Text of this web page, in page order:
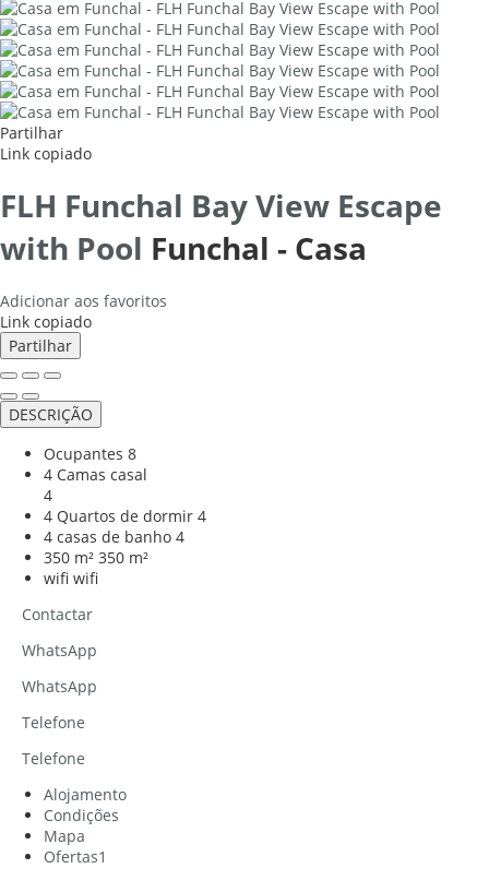
Partilhar
Link copiado
FLH Funchal Bay View Escape
with Pool Funchal - Casa
Adicionar aos favoritos
Link copiado
Partilhar
DESCRIÇÃO
Ocupantes 8
4 Camas casal
4
4 Quartos de dormir 4
4 casas de banho 4
350 m² 350 m²
wifi wifi
Contactar
WhatsApp
WhatsApp
Telefone
Telefone
Alojamento
Condições
Mapa
Ofertas1